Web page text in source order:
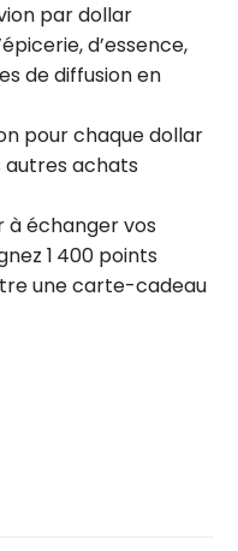
par dollar
d’essence,
de diffusion en
pour chaque dollar
autres achats
à échanger vos
1 400 points
une carte-cadeau